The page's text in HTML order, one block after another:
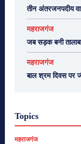
तीन अंतरजनपदीय
महराजगंज
जब सड़क बनी तालाब
महराजगंज
बाल श्रम दिवस पर
Topics
महराजगंज